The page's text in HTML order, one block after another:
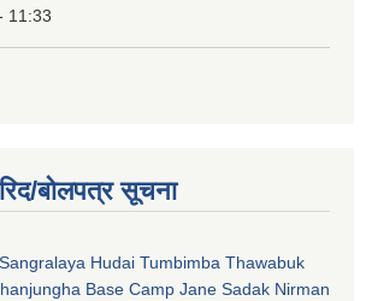
11:33
बोलपत्र सूचना
Hudai Tumbimba Thawabuk
Base Camp Jane Sadak Nirman